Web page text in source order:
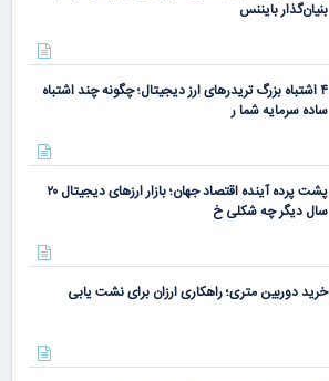
بنیان‌گذار بایننس
۴ اشتباه بزرگ تریدرهای ارز دیجیتال؛ چگونه چند اشتباه
ساده سرمایه شما ر
پشت پرده آینده اقتصاد جهان؛ بازار ارزهای دیجیتال ۲۰
سال دیگر چه شکلی خ
خرید دوربین متری؛ راهکاری ارزان برای نشت یابی